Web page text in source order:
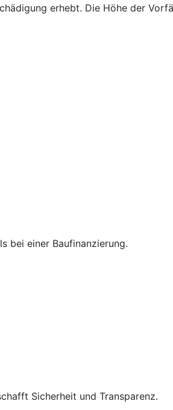
erhebt. Die Höhe der
bei einer Baufinanzierung.
Sicherheit und Transparenz.